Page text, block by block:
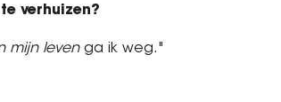
verhuizen?
mijn levenga ik weg."